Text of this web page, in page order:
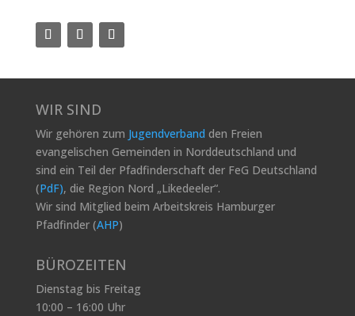
WIR SIND
Wir gehören zum Jugendverband den Freien
evangelischen Gemeinden in Norddeutschland und
sind ein Teil der Pfadfinderschaft der FeG Deutschland
(PdF), die Region Nord „Likedeeler“.
Wir sind Mitglied beim Arbeitskreis Hamburger
Pfadfinder (AHP)
BÜROZEITEN
Dienstag bis Freitag
10:00 – 16:00 Uhr